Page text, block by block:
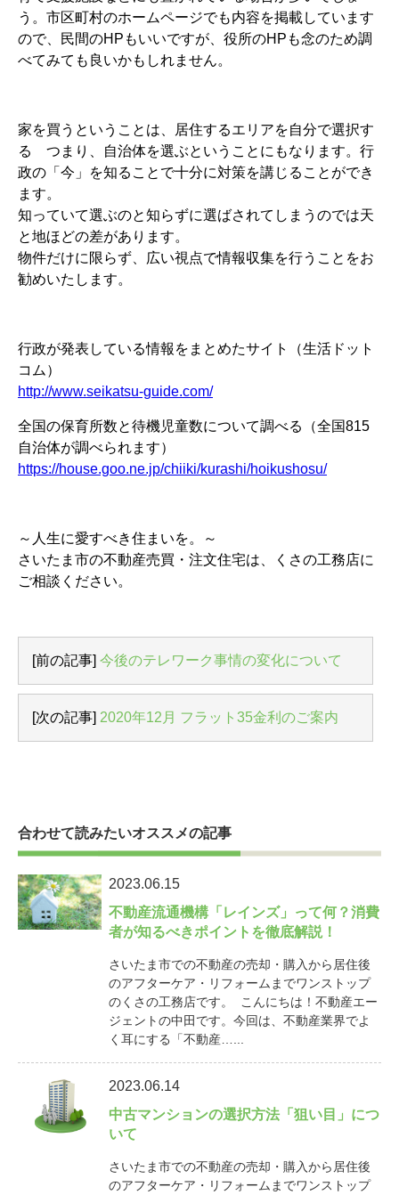
う。市区町村のホームページでも内容を掲載しています
ので、民間のHPもいいですが、役所のHPも念のため調
べてみても良いかもしれません。
家を買うということは、居住するエリアを自分で選択す
る つまり、自治体を選ぶということにもなります。行
政の「今」を知ることで十分に対策を講じることができ
ます。
知っていて選ぶのと知らずに選ばされてしまうのでは天
と地ほどの差があります。
物件だけに限らず、広い視点で情報収集を行うことをお
勧めいたします。
行政が発表している情報をまとめたサイト（生活ドット
コム）
http://www.seikatsu-guide.com/
全国の保育所数と待機児童数について調べる（全国815
自治体が調べられます）
https://house.goo.ne.jp/chiiki/kurashi/hoikushosu/
～人生に愛すべき住まいを。～
さいたま市の不動産売買・注文住宅は、くさの工務店に
ご相談ください。
[前の記事] 今後のテレワーク事情の変化について
[次の記事] 2020年12月 フラット35金利のご案内
合わせて読みたいオススメの記事
2023.06.15
不動産流通機構「レインズ」って何？消費
者が知るべきポイントを徹底解説！
さいたま市での不動産の売却・購入から居住後
のアフターケア・リフォームまでワンストップ
のくさの工務店です。 こんにちは！不動産エー
ジェントの中田です。今回は、不動産業界でよ
く耳にする「不動産…...
2023.06.14
中古マンションの選択方法「狙い目」につ
いて
さいたま市での不動産の売却・購入から居住後
のアフターケア・リフォームまでワンストップ